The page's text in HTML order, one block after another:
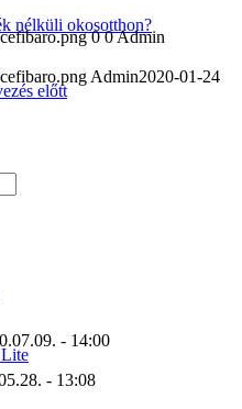
nélküli okosotthon?
előtt
0 0Admin
Admin2020-01-24
- 14:00
- 13:08